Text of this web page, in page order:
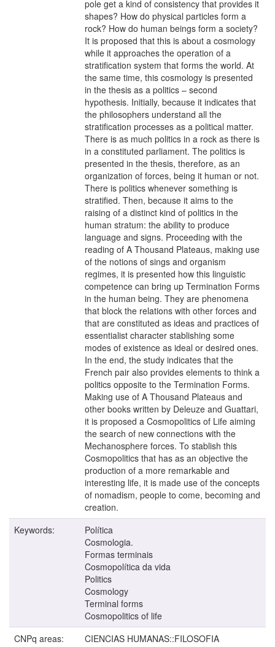
pole get a kind of consistency that provides it
shapes? How do physical particles form a
rock? How do human beings form a society?
It is proposed that this is about a cosmology
while it approaches the operation of a
stratification system that forms the world. At
the same time, this cosmology is presented
in the thesis as a politics – second
hypothesis. Initially, because it indicates that
the philosophers understand all the
stratification processes as a political matter.
There is as much politics in a rock as there is
in a constituted parliament. The politics is
presented in the thesis, therefore, as an
organization of forces, being it human or not.
There is politics whenever something is
stratified. Then, because it aims to the
raising of a distinct kind of politics in the
human stratum: the ability to produce
language and signs. Proceeding with the
reading of A Thousand Plateaus, making use
of the notions of sings and organism
regimes, it is presented how this linguistic
competence can bring up Termination Forms
in the human being. They are phenomena
that block the relations with other forces and
that are constituted as ideas and practices of
essentialist character stablishing some
modes of existence as ideal or desired ones.
In the end, the study indicates that the
French pair also provides elements to think a
politics opposite to the Termination Forms.
Making use of A Thousand Plateaus and
other books written by Deleuze and Guattari,
it is proposed a Cosmopolitics of Life aiming
the search of new connections with the
Mechanosphere forces. To stablish this
Cosmopolitics that has as an objective the
production of a more remarkable and
interesting life, it is made use of the concepts
of nomadism, people to come, becoming and
creation.
Keywords:
Política
Cosmologia.
Formas terminais
Cosmopolítica da vida
Politics
Cosmology
Terminal forms
Cosmopolitics of life
CNPq areas:
CIENCIAS HUMANAS::FILOSOFIA